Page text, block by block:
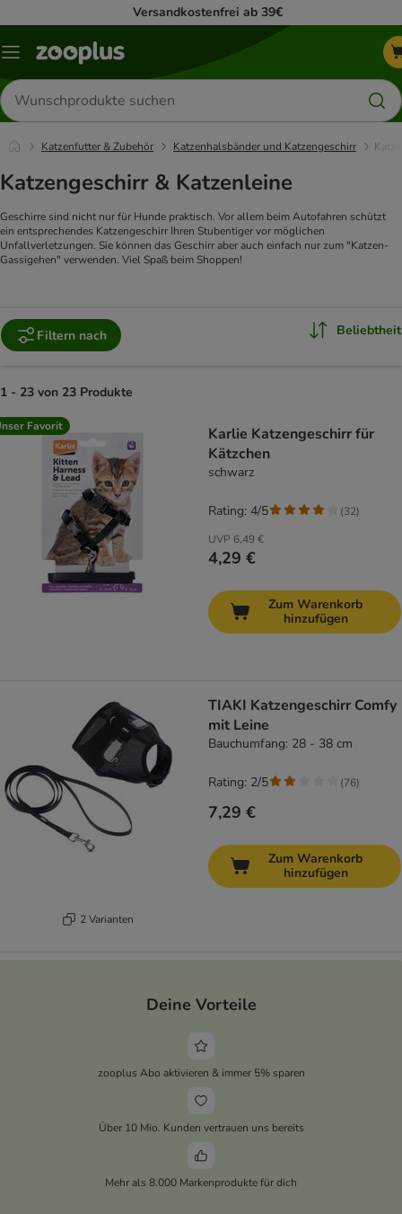
Versandkostenfrei ab 39€
Menü
Produkte
suchen
Katzenfutter & Zubehör Katzenhalsbänder und Katzengeschirr
Katzengeschirr & Katzenleine
Geschirre sind nicht nur für Hunde praktisch. Vor allem beim Autofahren schützt
ein entsprechendes Katzengeschirr Ihren Stubentiger vor möglichen
Unfallverletzungen. Sie können das Geschirr aber auch einfach nur zum "Katzen-
Gassigehen" verwenden. Viel Spaß beim Shoppen!
Filtern nach Beliebtheit
1 - 23 von 23 Produkte
product items have been changed
Favorit
Karlie Katzengeschirr für
Kätzchen
schwarz
UVP 6,49 €
4,29 €
Rating: 4/5 (32)
Zum Warenkorb
hinzufügen
2 Varianten
TIAKI Katzengeschirr Comfy
mit Leine
Bauchumfang: 28 - 38 cm
7,29 €
Rating: 2/5 (76)
Zum Warenkorb
hinzufügen
Deine Vorteile
zooplus Abo aktivieren & immer 5% sparen
Über 10 Mio. Kunden vertrauen uns bereits
Mehr als 8.000 Markenprodukte für dich